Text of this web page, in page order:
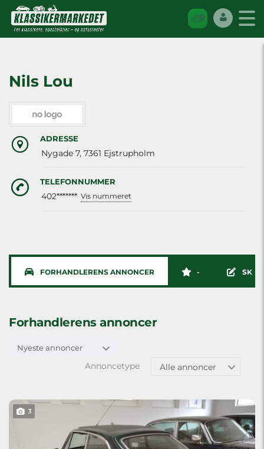
Nils Lou
ADRESSE
Nygade 7, 7361 Ejstrupholm
TELEFONNUMMER
402******* Vis nummeret
FORHANDLERENS ANNONCER -
Forhandlerens annoncer
Nyeste annoncer
Annoncetype Alle annoncer
3